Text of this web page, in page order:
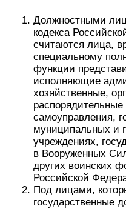
Должностными
кодекса
считаются лица,
специальному
функции
исполняющие
хозяйственные,
самоуправления,
муниципальных и
учреждениях,
в Вооруженных
других воинских
Российской
Под лицами,
государственные